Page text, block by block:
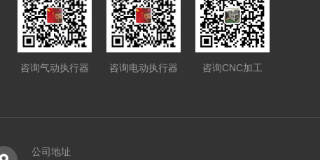
咨询气动执行器 咨询电动执行器 咨询CNC加工
公司地址